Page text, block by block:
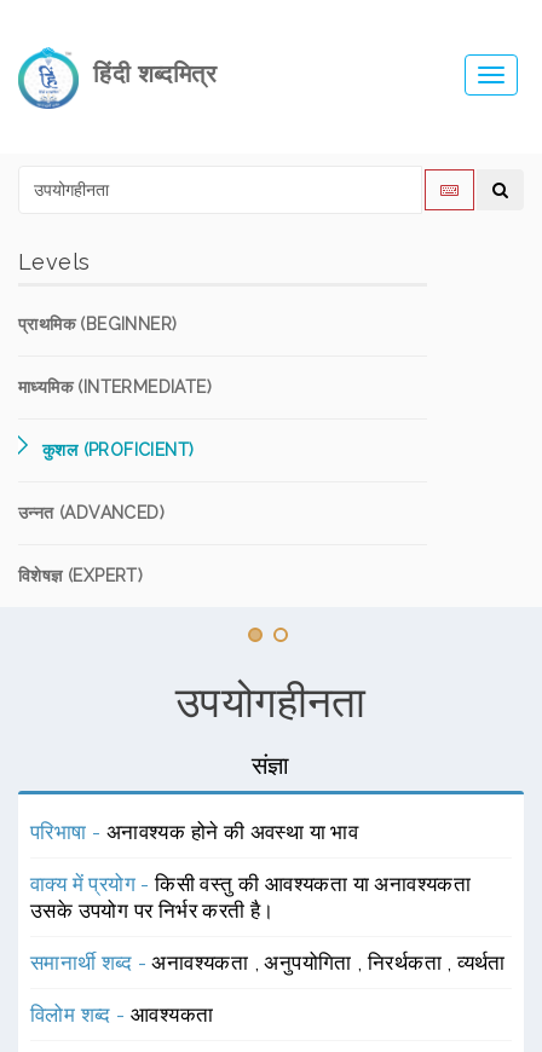
हिंदी शब्दमित्र
Levels
प्राथमिक (BEGINNER)
माध्यमिक (INTERMEDIATE)
कुशल (PROFICIENT)
उन्नत (ADVANCED)
विशेषज्ञ (EXPERT)
उपयोगहीनता
संज्ञा
परिभाषा - अनावश्यक होने की अवस्था या भाव
वाक्य में प्रयोग -किसी वस्तु की आवश्यकता या अनावश्यकता
उसके उपयोग पर निर्भर करती है।
समानार्थी शब्द -अनावश्यकता ,अनुपयोगिता ,निरर्थकता ,व्यर्थता
विलोम शब्द - आवश्यकता